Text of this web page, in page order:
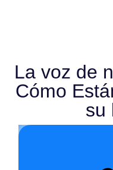
La voz de
Cómo
su